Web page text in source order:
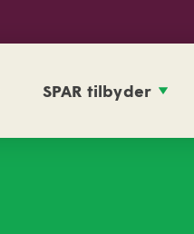
SPAR tilbyder